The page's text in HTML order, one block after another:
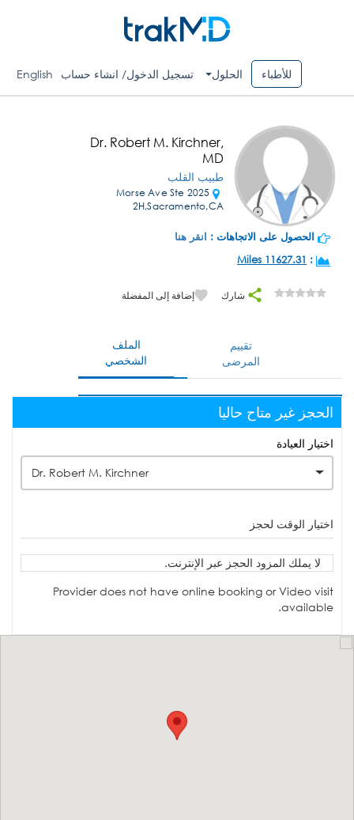
للأطباء الحلول تسجيل الدخول/ انشاء حساب English
Dr. Robert M. Kirchner,
MD
طبيب القلب
2025 Morse Ave Ste
2H,Sacramento,CA
الحصول على الاتجاهات : انقر هنا
:
11627.31 Miles
شارك إضافة إلى المفضلة
الملف
الشخصي
تقييم
المرضى
الحجز غير متاح حاليا
اختيار العيادة
Dr. Robert M. Kirchner
اختيار الوقت لحجز
لا يملك المزود الحجز عبر الإنترنت.
Provider does not have online booking or Video visit
available.